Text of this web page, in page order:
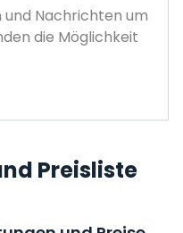
und Nachrichten um
die Möglichkeit
Preisliste